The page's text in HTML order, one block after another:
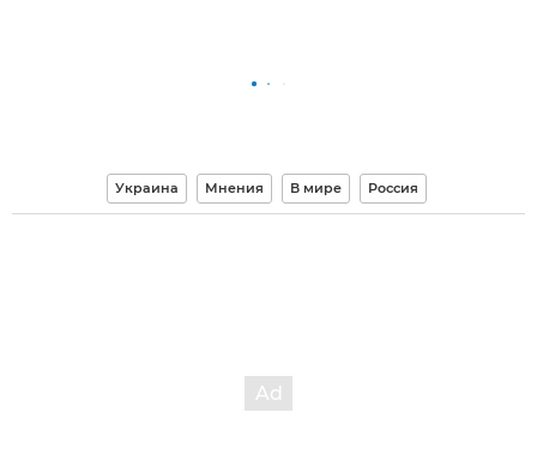
Украина Мнения В мире Россия